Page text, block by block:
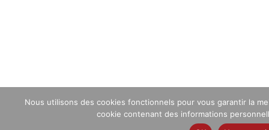
Nous utilisons des cookies fonctionnels pour vous garantir la
cookie contenant des informations